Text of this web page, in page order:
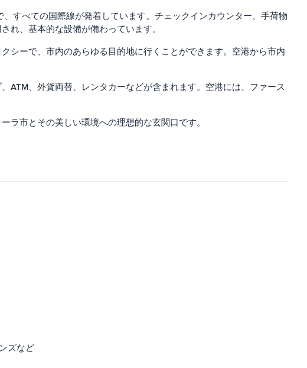
すべての国際線が発着しています。チェックインカウンター、手荷物
れ、基本的な設備が備わっています。
シーで、市内のあらゆる目的地に行くことができます。空港から市内
ATM、外貨両替、レンタカーなどが含まれます。空港には、ファース
ラ市とその美しい環境への理想的な玄関口です。
ズなど